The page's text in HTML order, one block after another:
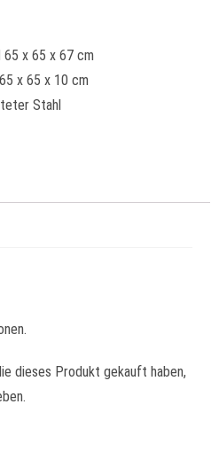
65 x 65 x 67 cm
x 65 x 10 cm
Stahl
dieses Produkt gekauft haben,